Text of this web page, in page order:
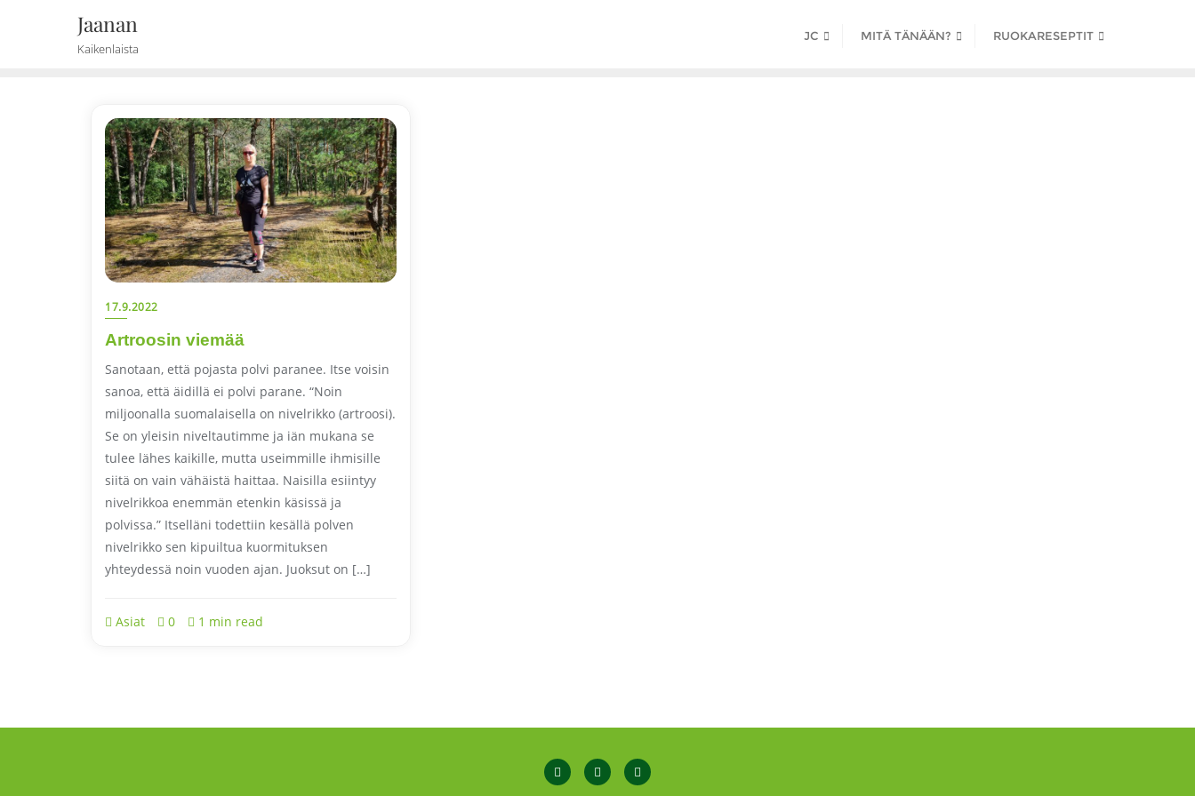
Jaanan
Kaikenlaista
JC MITÄ TÄNÄÄN? RUOKARESEPTIT
17.9.2022
Artroosin viemää
Sanotaan, että pojasta polvi paranee. Itse voisin
sanoa, että äidillä ei polvi parane. “Noin
miljoonalla suomalaisella on nivelrikko (artroosi).
Se on yleisin niveltautimme ja iän mukana se
tulee lähes kaikille, mutta useimmille ihmisille
siitä on vain vähäistä haittaa. Naisilla esiintyy
nivelrikkoa enemmän etenkin käsissä ja
polvissa.” Itselläni todettiin kesällä polven
nivelrikko sen kipuiltua kuormituksen
yhteydessä noin vuoden ajan. Juoksut on […]
Asiat 0 1 min read